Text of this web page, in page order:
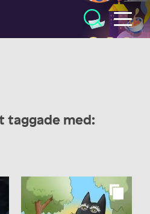
taggade med: